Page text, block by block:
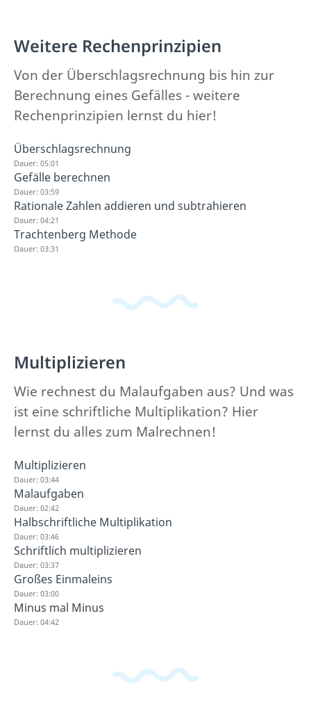
Weitere Rechenprinzipien
Von der Überschlagsrechnung bis hin zur
Berechnung eines Gefälles - weitere
Rechenprinzipien lernst du hier!
Überschlagsrechnung
Dauer: 05:01
Gefälle berechnen
Dauer: 03:59
Rationale Zahlen addieren und subtrahieren
Dauer: 04:21
Trachtenberg Methode
Dauer: 03:31
Multiplizieren
Wie rechnest du Malaufgaben aus? Und was
ist eine schriftliche Multiplikation? Hier
lernst du alles zum Malrechnen!
Multiplizieren
Dauer: 03:44
Malaufgaben
Dauer: 02:42
Halbschriftliche Multiplikation
Dauer: 03:46
Schriftlich multiplizieren
Dauer: 03:37
Großes Einmaleins
Dauer: 03:00
Minus mal Minus
Dauer: 04:42